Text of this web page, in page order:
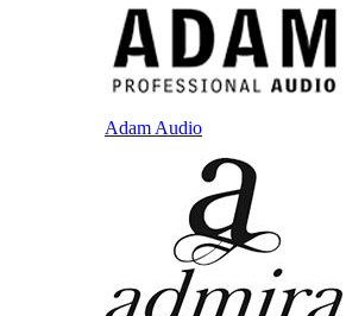
Adam Audio